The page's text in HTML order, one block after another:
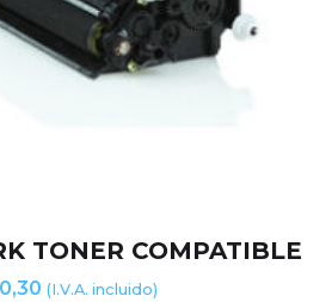
TONER COMPATIBLE
(I.V.A. incluido)